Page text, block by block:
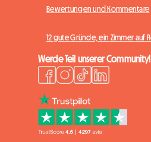
Bewertungen und Kommentare
12 gute Gründe, ein Zimmer auf
Werde Teil unserer Community!